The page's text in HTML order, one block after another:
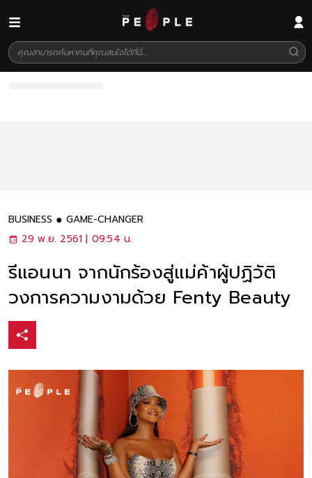
BUSINESS
GAME-CHANGER
29 พ.ย. 2561 | 09:54 น.
รีแอนนา จากนักร้องสู่แม่ค้าผู้ปฏิวัติ
วงการความงามด้วย Fenty Beauty